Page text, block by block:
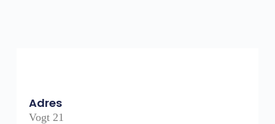
Adres
Vogt 21